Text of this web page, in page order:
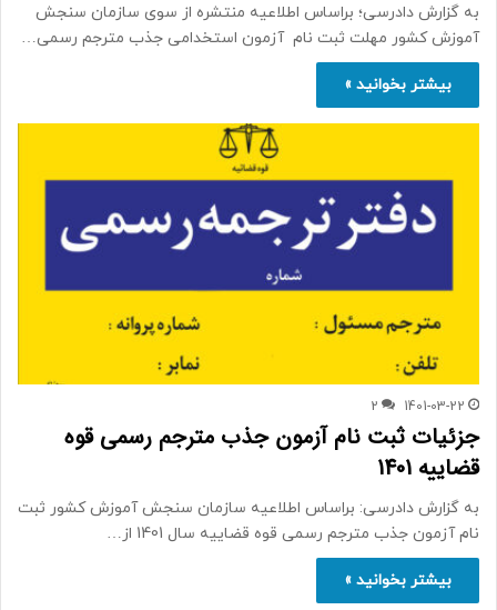
به گزارش دادرسی؛ براساس اطلاعیه منتشره از سوی سازمان سنجش
آموزش کشور مهلت ثبت نام آزمون استخدامی جذب مترجم رسمی…
بیشتر بخوانید »
1401-03-22
2
جزئیات ثبت نام آزمون جذب مترجم رسمی قوه
قضاییه 1401
به گزارش دادرسی: براساس اطلاعیه سازمان سنجش آموزش کشور ثبت
نام آزمون جذب مترجم رسمی قوه قضاییه سال 1401 از…
بیشتر بخوانید »